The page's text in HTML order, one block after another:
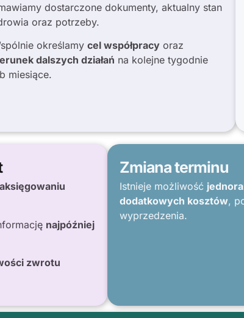
dostarczone dokumenty, aktualny stan
oraz potrzeby.
określamy cel współpracy oraz
dalszych działań na kolejne tygodnie
miesiące.
najpóźniej
zwrotu
Zmiana terminu
Istnieje możliwość
dodatkowych kosztów,
wyprzedzenia.